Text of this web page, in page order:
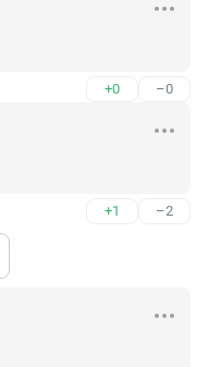
+0 –0
+1 –2